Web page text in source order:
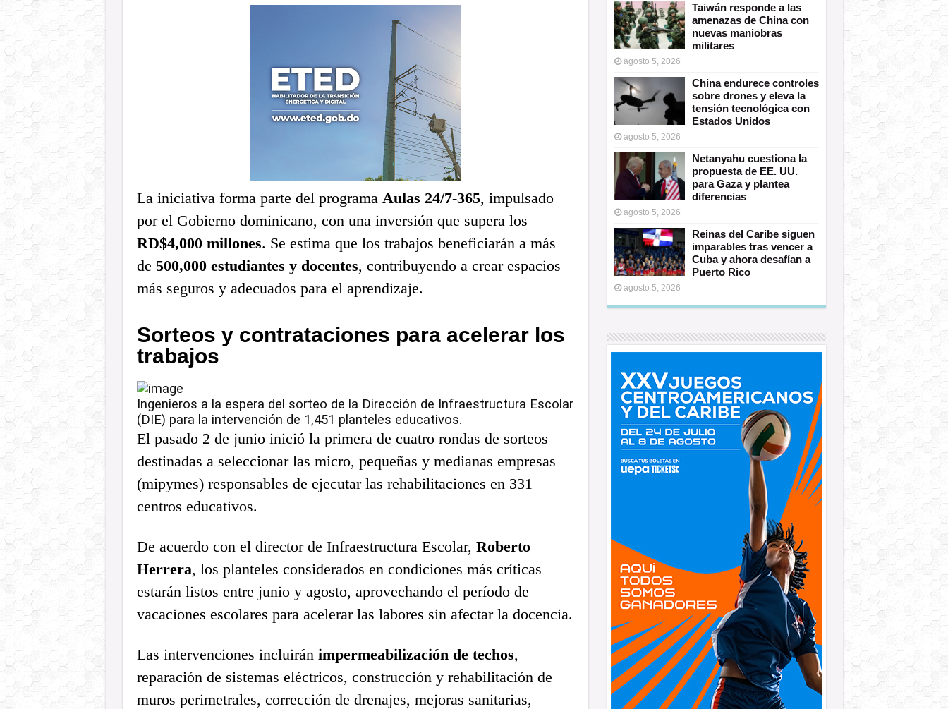
La iniciativa forma parte del programa Aulas 24/7-365, impulsado
por el Gobierno dominicano, con una inversión que supera los
RD$4,000 millones. Se estima que los trabajos beneficiarán a más
de 500,000 estudiantes y docentes, contribuyendo a crear espacios
más seguros y adecuados para el aprendizaje.
Sorteos y contrataciones para acelerar los
trabajos
Ingenieros a la espera del sorteo de la Dirección de Infraestructura Escolar
(DIE) para la intervención de 1,451 planteles educativos.
El pasado 2 de junio inició la primera de cuatro rondas de sorteos
destinadas a seleccionar las micro, pequeñas y medianas empresas
(mipymes) responsables de ejecutar las rehabilitaciones en 331
centros educativos.
De acuerdo con el director de Infraestructura Escolar, Roberto
Herrera, los planteles considerados en condiciones más críticas
estarán listos entre junio y agosto, aprovechando el período de
vacaciones escolares para acelerar las labores sin afectar la docencia.
Las intervenciones incluirán impermeabilización de techos,
reparación de sistemas eléctricos, construcción y rehabilitación de
muros perimetrales, corrección de drenajes, mejoras sanitarias,
Taiwán responde a las
amenazas de China con
nuevas maniobras
militares
agosto 5, 2026
China endurece controles
sobre drones y eleva la
tensión tecnológica con
Estados Unidos
agosto 5, 2026
Netanyahu cuestiona la
propuesta de EE. UU.
para Gaza y plantea
diferencias
agosto 5, 2026
Reinas del Caribe siguen
imparables tras vencer a
Cuba y ahora desafían a
Puerto Rico
agosto 5, 2026